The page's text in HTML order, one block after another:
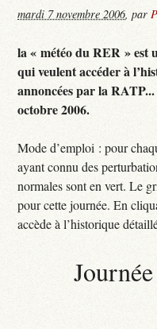
mardi 7 novembre 2006,par
la « météo du RER » est
qui veulent accéder à
annoncées par la
octobre 2006.
Mode d’emploi : pour
ayant connu des
normales sont en vert. Le
pour cette journée. En
accède à l’historique